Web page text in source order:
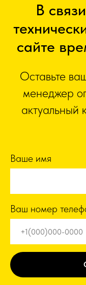
В
сайте
Оставьте
менеджер
актуальный
Ваше имя
Ваш номер